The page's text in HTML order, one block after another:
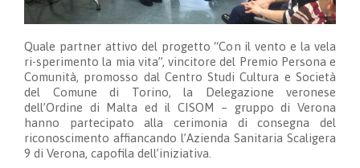
Quale partner attivo del progetto “Con il vento e la vela
ri-sperimento la mia vita”, vincitore del Premio Persona e
Comunità, promosso dal Centro Studi Cultura e Società
del Comune di Torino, la Delegazione veronese
dell’Ordine di Malta ed il CISOM – gruppo di Verona
hanno partecipato alla cerimonia di consegna del
riconoscimento affiancando l’Azienda Sanitaria Scaligera
9 di Verona, capofila dell’iniziativa.